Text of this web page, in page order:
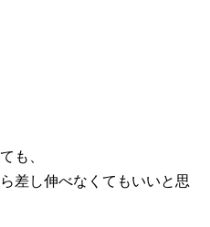
も、
差し伸べなくてもいいと思